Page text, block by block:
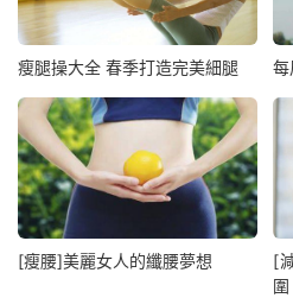
瘦腿操大全 春季打造完美細腿 每
[瘦腰]美麗女人的纖腰夢想
[
圍